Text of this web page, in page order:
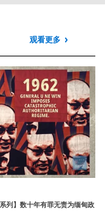
观看更多
行系列】数十年
列】数十年有罪无责为缅甸政